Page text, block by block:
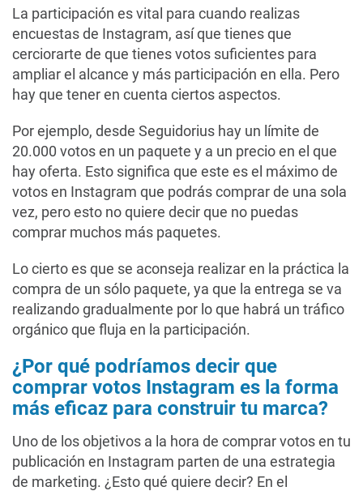
La participación es vital para cuando realizas
encuestas de Instagram, así que tienes que
cerciorarte de que tienes votos suficientes para
ampliar el alcance y más participación en ella. Pero
hay que tener en cuenta ciertos aspectos.
Por ejemplo, desde Seguidorius hay un límite de
20.000 votos en un paquete y a un precio en el que
hay oferta. Esto significa que este es el máximo de
votos en Instagram que podrás comprar de una sola
vez, pero esto no quiere decir que no puedas
comprar muchos más paquetes.
Lo cierto es que se aconseja realizar en la práctica la
compra de un sólo paquete, ya que la entrega se va
realizando gradualmente por lo que habrá un tráfico
orgánico que fluja en la participación.
¿Por qué podríamos decir que
comprar votos Instagram es la forma
más eficaz para construir tu marca?
Uno de los objetivos a la hora de comprar votos en tu
publicación en Instagram parten de una estrategia
de marketing. ¿Esto qué quiere decir? En el